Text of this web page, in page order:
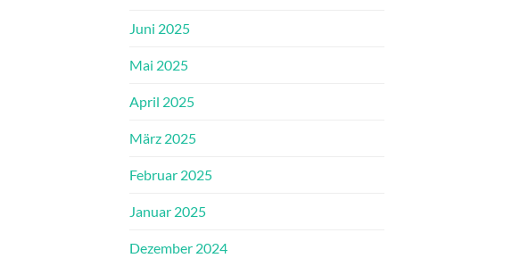
Juni 2025
Mai 2025
April 2025
März 2025
Februar 2025
Januar 2025
Dezember 2024